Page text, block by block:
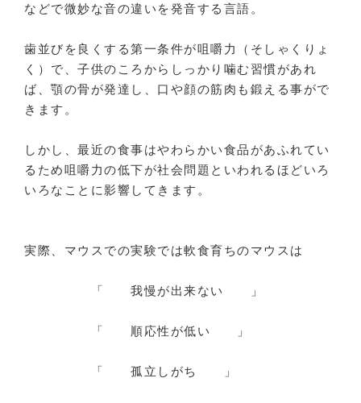
などで微妙な音の違いを発音する言語。
歯並びを良くする第一条件が咀嚼力（そしゃくりょ
く）で、子供のころからしっかり噛む習慣があれ
ば、顎の骨が発達し、口や顔の筋肉も鍛える事がで
きます。
しかし、最近の食事はやわらかい食品があふれてい
るため咀嚼力の低下が社会問題といわれるほどいろ
いろなことに影響してきます。
実際、マウスでの実験では軟食育ちのマウスは
「 我慢が出来ない 」
「 順応性が低い 」
「 孤立しがち 」